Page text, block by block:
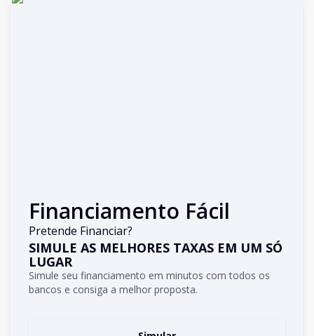
Financiamento Fácil
Pretende Financiar?
SIMULE AS MELHORES TAXAS EM UM SÓ
LUGAR
Simule seu financiamento em minutos com todos os
bancos e consiga a melhor proposta.